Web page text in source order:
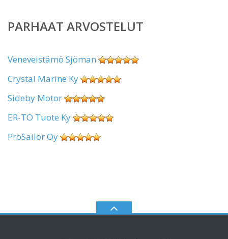
PARHAAT ARVOSTELUT
Veneveistämö Sjöman
Crystal Marine Ky
Sideby Motor
ER-TO Tuote Ky
ProSailor Oy